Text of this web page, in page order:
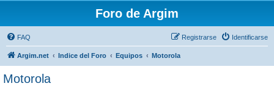
Foro de Argim
FAQ Identificarse
Registrarse
Argim.net Indice del Foro Equipos Motorola
Motorola